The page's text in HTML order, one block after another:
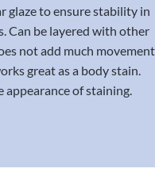
glaze to ensure stability in
Can be layered with other
not add much movement
great as a body stain.
appearance of staining.